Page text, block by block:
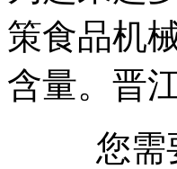
策食品机
含量。晋
您需